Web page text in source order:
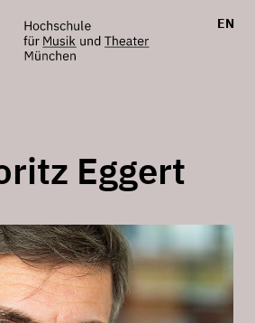
EN
Eggert